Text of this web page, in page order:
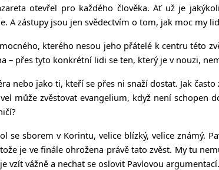
otevřel pro každého člověka. Ať už je
A zástupy jsou jen svědectvím o tom, jak moc my
kterého nesou jeho přátelé k centru této
přes tyto konkrétní lidi se ten, který je v nouzi,
nebo jako ti, kteří se přes ni snaží dostat. Jak
může zvěstovat evangelium, když není
se sborem v Korintu, velice blízký, velice známý.
je ve finále ohrožena právě tato zvěst. My tu
vzít vážně a nechat se oslovit Pavlovou argumentací.